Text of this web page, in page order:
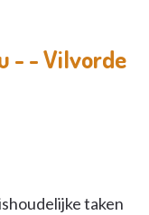
- - Vilvorde
taken